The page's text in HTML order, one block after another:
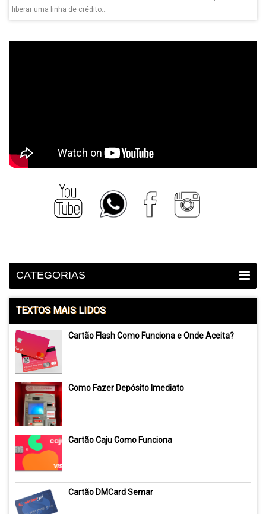
liberar uma linha de crédito...
CATEGORIAS
TEXTOS MAIS LIDOS
Cartão Flash Como Funciona e Onde Aceita?
Como Fazer Depósito Imediato
Cartão Caju Como Funciona
Cartão DMCard Semar